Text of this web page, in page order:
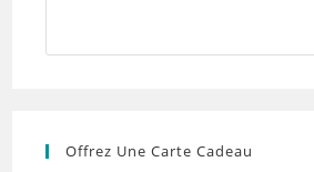
Offrez Une Carte Cadeau